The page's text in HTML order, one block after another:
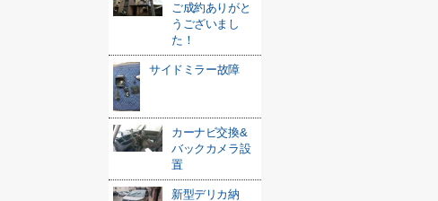
ご成約ありがと
うございまし
た！
サイドミラー故障
カーナビ交換&
バックカメラ設
置
新型デリカ納